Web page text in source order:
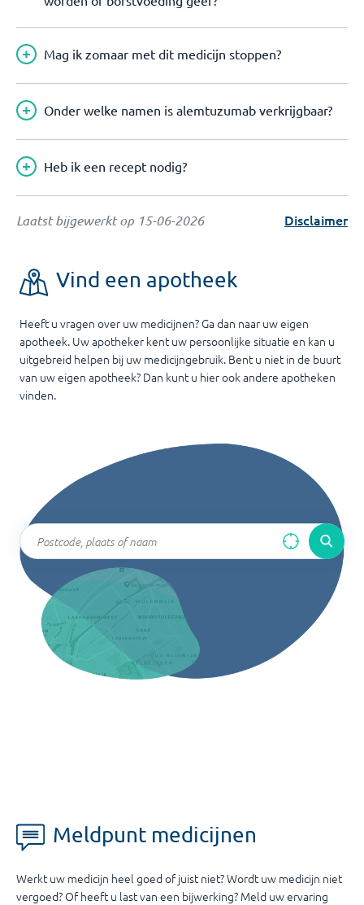
Mag ik zomaar met dit medicijn stoppen?
Onder welke namen is alemtuzumab verkrijgbaar?
Heb ik een recept nodig?
Laatst bijgewerkt op 15-06-2026 Disclaimer
Vind een apotheek
Heeft u vragen over uw medicijnen? Ga dan naar uw eigen
apotheek. Uw apotheker kent uw persoonlijke situatie en kan u
uitgebreid helpen bij uw medicijngebruik. Bent u niet in de buurt
van uw eigen apotheek? Dan kunt u hier ook andere apotheken
vinden.
Meldpunt medicijnen
Werkt uw medicijn heel goed of juist niet? Wordt uw medicijn niet
vergoed? Of heeft u last van een bijwerking? Meld uw ervaring